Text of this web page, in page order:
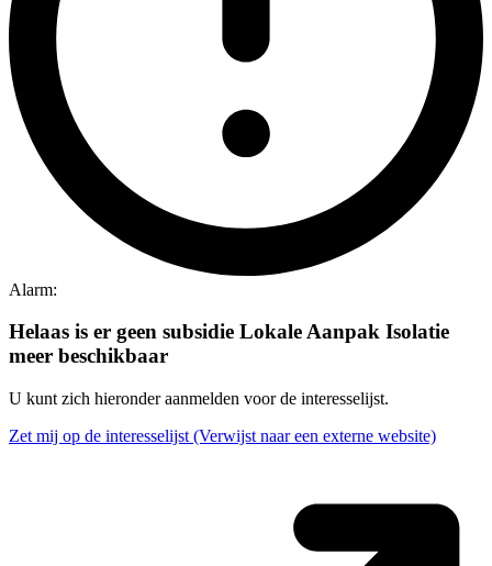
Alarm:
Helaas is er geen subsidie Lokale Aanpak Isolatie
meer beschikbaar
U kunt zich hieronder aanmelden voor de interesselijst.
Zet mij op de interesselijst (Verwijst naar een externe website)